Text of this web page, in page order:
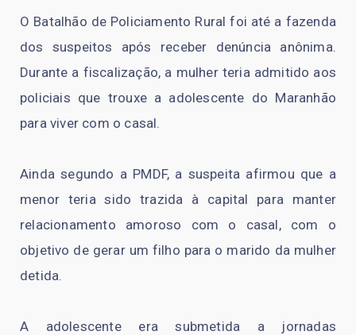
O Batalhão de Policiamento Rural foi até a fazenda
dos suspeitos após receber denúncia anônima.
Durante a fiscalização, a mulher teria admitido aos
policiais que trouxe a adolescente do Maranhão
para viver com o casal.
Ainda segundo a PMDF, a suspeita afirmou que a
menor teria sido trazida à capital para manter
relacionamento amoroso com o casal, com o
objetivo de gerar um filho para o marido da mulher
detida.
A adolescente era submetida a jornadas